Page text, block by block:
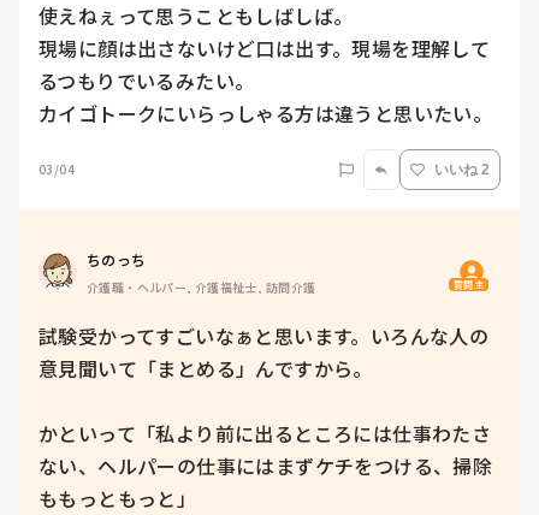
使えねぇって思うこともしばしば。
現場に顔は出さないけど口は出す。現場を理解して
るつもりでいるみたい。
カイゴトークにいらっしゃる方は違うと思いたい。
03/04 いいね 2
ちのっち
介護職・ヘルパー, 介護福祉士, 訪問介護 質問主
試験受かってすごいなぁと思います。いろんな人の
意見聞いて「まとめる」んですから。
かといって「私より前に出るところには仕事わたさ
ない、ヘルパーの仕事にはまずケチをつける、掃除
ももっともっと」